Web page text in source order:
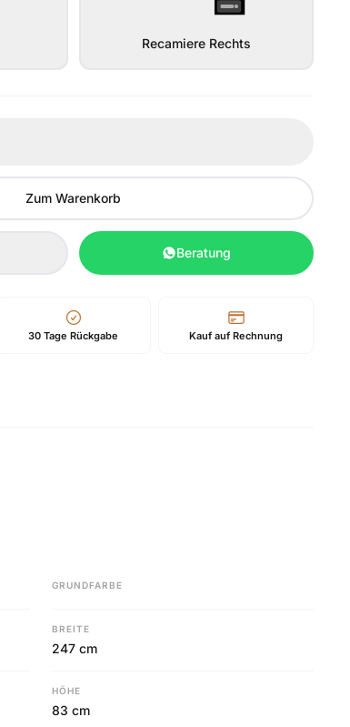
Recamiere Rechts
Zum Warenkorb
Beratung
30 Tage Rückgabe Kauf auf Rechnung
GRUNDFARBE
BREITE
247 cm
HÖHE
83 cm